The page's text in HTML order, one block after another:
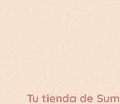
Tu tienda de